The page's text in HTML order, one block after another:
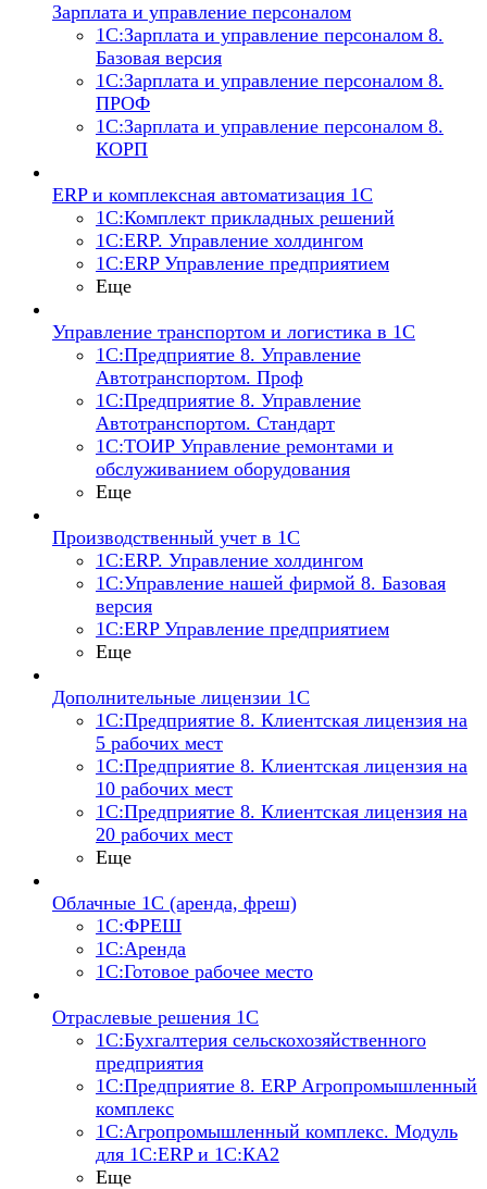
Зарплата и управление персоналом
1С:Зарплата и управление персоналом 8.
Базовая версия
1С:Зарплата и управление персоналом 8.
ПРОФ
1С:Зарплата и управление персоналом 8.
КОРП
ERP и комплексная автоматизация 1С
1С:Комплект прикладных решений
1С:ERP. Управление холдингом
1С:ERP Управление предприятием
Еще
Управление транспортом и логистика в 1С
1С:Предприятие 8. Управление
Автотранспортом. Проф
1С:Предприятие 8. Управление
Автотранспортом. Стандарт
1С:ТОИР Управление ремонтами и
обслуживанием оборудования
Еще
Производственный учет в 1С
1С:ERP. Управление холдингом
1С:Управление нашей фирмой 8. Базовая
версия
1С:ERP Управление предприятием
Еще
Дополнительные лицензии 1С
1С:Предприятие 8. Клиентская лицензия на
5 рабочих мест
1С:Предприятие 8. Клиентская лицензия на
10 рабочих мест
1С:Предприятие 8. Клиентская лицензия на
20 рабочих мест
Еще
Облачные 1С (аренда, фреш)
1С:ФРЕШ
1С:Аренда
1С:Готовое рабочее место
Отраслевые решения 1С
1С:Бухгалтерия сельскохозяйственного
предприятия
1С:Предприятие 8. ERP Агропромышленный
комплекс
1С:Агропромышленный комплекс. Модуль
для 1С:ERP и 1С:КА2
Еще